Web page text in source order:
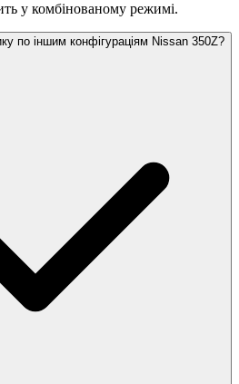
у комбінованому режимі.
по іншим конфігураціям Nissan 350Z?